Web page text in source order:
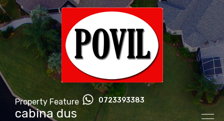
0723393383
Property Feature
cabina dus